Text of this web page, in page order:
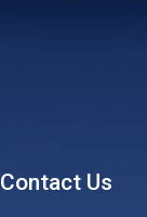
Contact Us